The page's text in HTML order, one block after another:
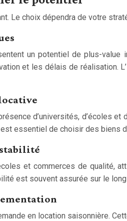
Le choix dépendra de votre
un potentiel de plus-
et les délais de réalisation.
d’universités, d’écoles
essentiel de choisir des biens
et commerces de
est souvent assurée sur le
en location saisonnière.